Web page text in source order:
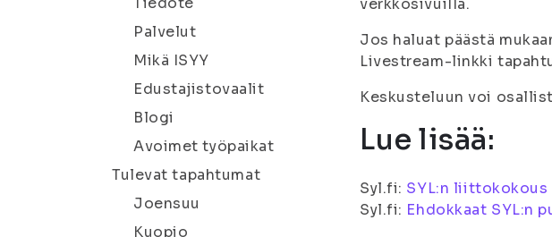
Palvelut
Mikä ISYY
Edustajistovaalit
Blogi
Avoimet työpaikat
Tulevat tapahtumat
Joensuu
Kuopio
verkkosivuilla.
Jos haluat päästä
Livestream-linkki
Keskusteluun voi
Lue lisää:
Syl.fi: SYL:n liittokokous
Syl.fi: Ehdokkaat SYL:n